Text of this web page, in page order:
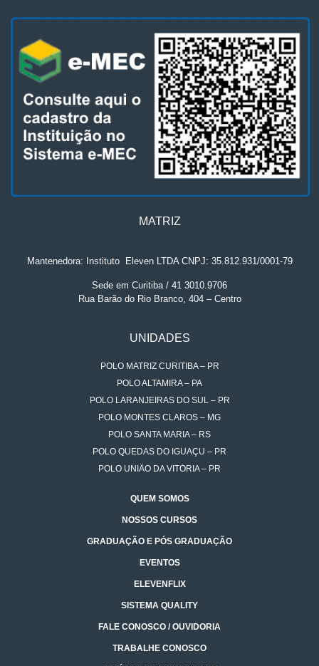
MATRIZ
Mantenedora: Instituto. Eleven LTDA CNPJ: 35.812.931/0001-79
Sede em Curitiba / 41 3010.9706
Rua Barão do Rio Branco, 404 – Centro
UNIDADES
POLO MATRIZ CURITIBA – PR
POLO ALTAMIRA – PA
POLO LARANJEIRAS DO SUL – PR
POLO MONTES CLAROS – MG
POLO SANTA MARIA – RS
POLO QUEDAS DO IGUAÇU – PR
POLO UNIÃO DA VITÓRIA – PR
QUEM SOMOS
NOSSOS CURSOS
GRADUAÇÃO E PÓS GRADUAÇÃO
EVENTOS
ELEVENFLIX
SISTEMA QUALITY
FALE CONOSCO / OUVIDORIA
TRABALHE CONOSCO